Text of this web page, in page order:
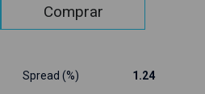
Comprar
Spread (%) 1.24